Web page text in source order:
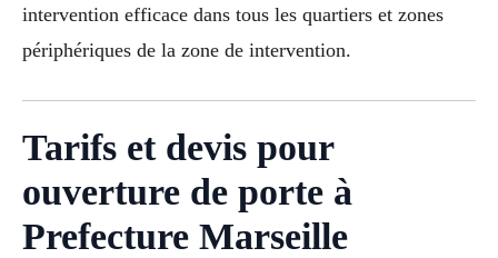
intervention efficace dans tous les quartiers et zones
périphériques de la zone de intervention.
Tarifs et devis pour
ouverture de porte à
Prefecture Marseille